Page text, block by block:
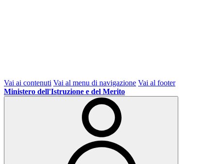
Vai ai contenuti Vai al menu di navigazione Vai al footer
Ministero dell'Istruzione e del Merito